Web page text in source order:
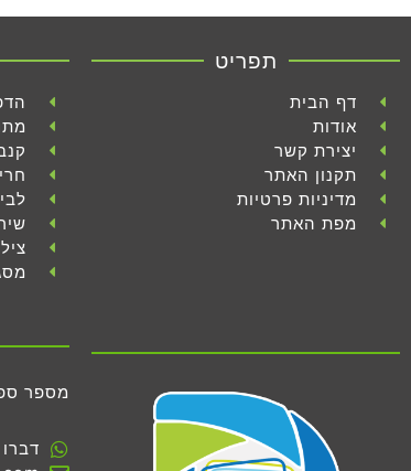
תפריט
דף הבית
אודות
יצירת קשר
תקנון האתר
מדיניות פרטיות
מפת האתר
מספר ספק